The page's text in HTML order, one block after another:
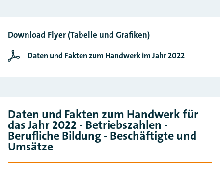
Download Flyer (Tabelle und Grafiken)
Daten und Fakten zum Handwerk im Jahr 2022
Daten und Fakten zum Handwerk für
das Jahr 2022 - Betriebszahlen -
Berufliche Bildung - Beschäftigte und
Umsätze